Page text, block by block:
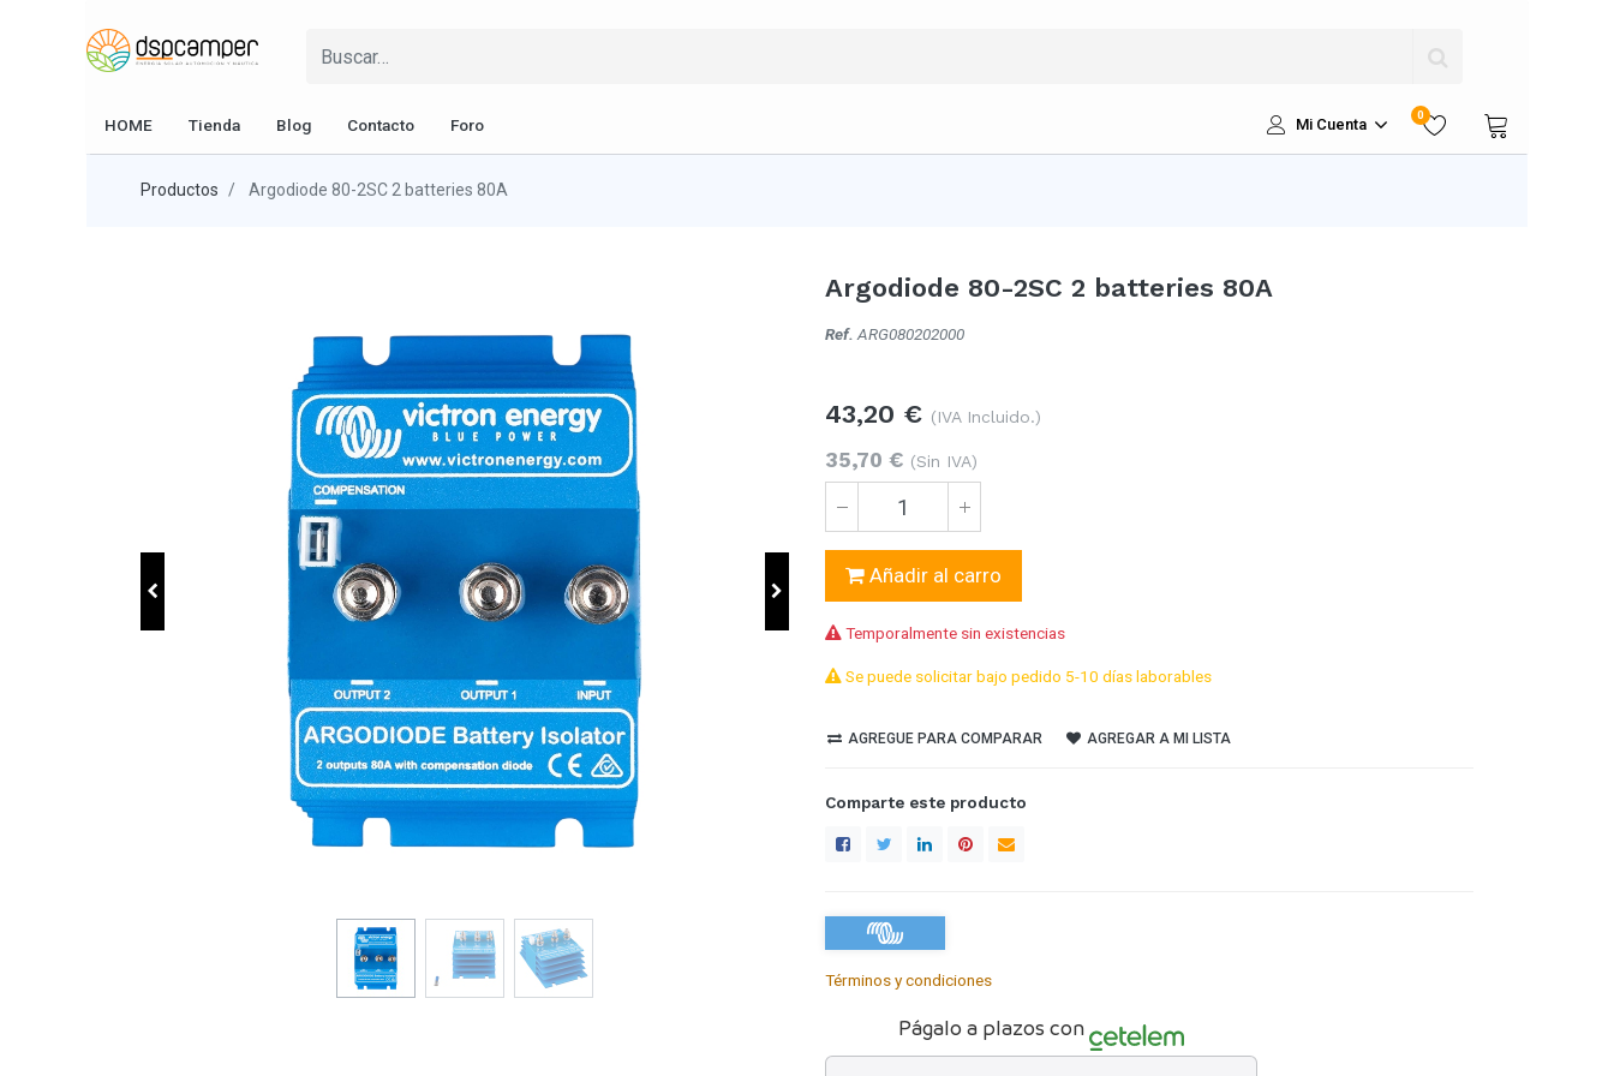
HOME Tienda Blog Contacto Foro Mi Cuenta
0
Productos Argodiode 80-2SC 2 batteries 80A
Argodiode 80-2SC 2 batteries 80A
Ref. ARG080202000
43,20 € (IVA Incluido.)
35,70 € (Sin IVA)
Añadir al carro
Temporalmente sin existencias
Se puede solicitar bajo pedido 5-10 días laborables
AGREGUE PARA COMPARAR AGREGAR A MI LISTA
Comparte este producto
Términos y condiciones
Págalo a plazos con